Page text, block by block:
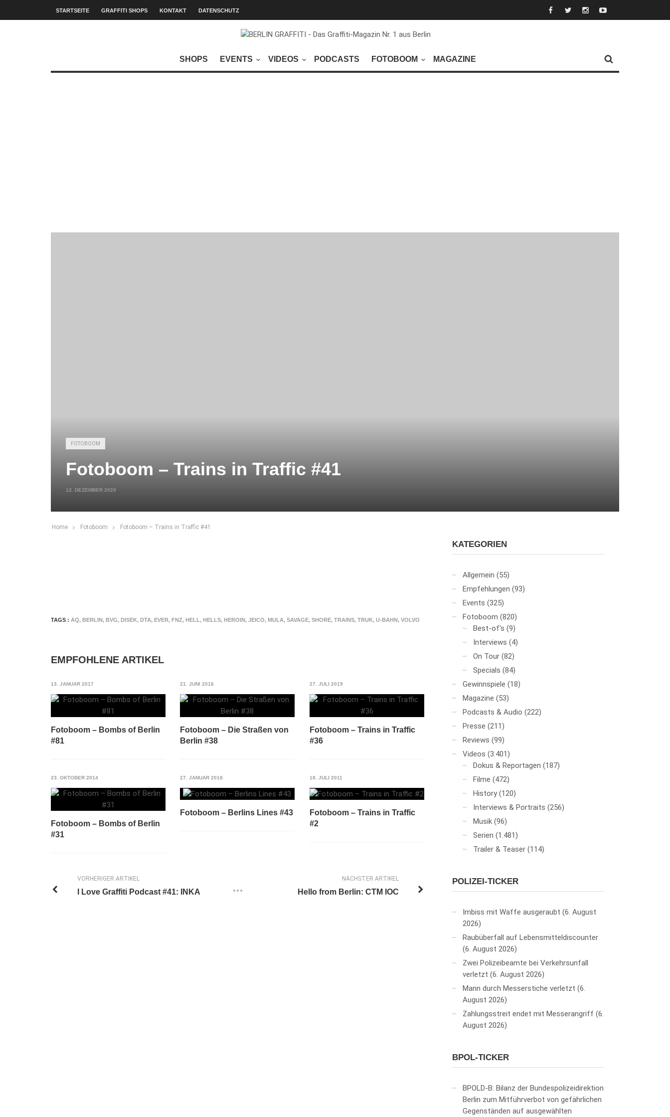
STARTSEITE GRAFFITI SHOPS KONTAKT DATENSCHUTZ
SHOPS EVENTS VIDEOS PODCASTS FOTOBOOM MAGAZINE
FOTOBOOM
Fotoboom – Trains in Traffic #41
12. DEZEMBER 2020
Home Fotoboom Fotoboom – Trains in Traffic #41
TAGS : AQ, BERLIN, BVG, DISEK, DTA, EVER, FNZ, HELL , HELLS, HEROIN, JEICO, MULA, SAVAGE, SHORE, TRAINS, TRUK, U-BAHN, VOLVO
EMPFOHLENE ARTIKEL
13. JANUAR 2017
Fotoboom – Bombs of Berlin
#81
21. JUNI 2016
Fotoboom – Die Straßen von
Berlin #38
27. JULI 2019
Fotoboom – Trains in Traffic
#36
23. OKTOBER 2014
Fotoboom – Bombs of Berlin
#31
27. JANUAR 2018
Fotoboom – Berlins Lines #43
18. JULI 2011
Fotoboom – Trains in Traffic
#2
NÄCHSTER ARTIKEL
Hello from Berlin: CTM IOC
VORHERIGER ARTIKEL
I Love Graffiti Podcast #41: INKA
KATEGORIEN
Allgemein (55)
Empfehlungen (93)
Events (325)
Fotoboom (820)
Best-of's (9)
Interviews (4)
On Tour (82)
Specials (84)
Gewinnspiele (18)
Magazine (53)
Podcasts & Audio (222)
Presse (211)
Reviews (99)
Videos (3.401)
Dokus & Reportagen (187)
Filme (472)
History (120)
Interviews & Portraits (256)
Musik (96)
Serien (1.481)
Trailer & Teaser (114)
POLIZEI-TICKER
Imbiss mit Waffe ausgeraubt 6. August
2026
Raubüberfall auf Lebensmitteldiscounter
6. August 2026
Zwei Polizeibeamte bei Verkehrsunfall
verletzt 6. August 2026
Mann durch Messerstiche verletzt 6.
August 2026
Zahlungsstreit endet mit Messerangriff 6.
August 2026
BPOL-TICKER
BPOLD-B: Bilanz der Bundespolizeidirektion
Berlin zum Mitführverbot von gefährlichen
Gegenständen auf ausgewählten